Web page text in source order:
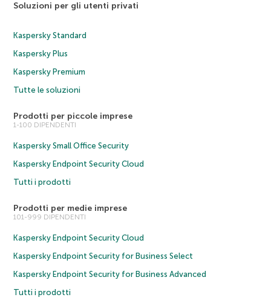
Soluzioni per gli utenti privati
Kaspersky Standard
Kaspersky Plus
Kaspersky Premium
Tutte le soluzioni
Prodotti per piccole imprese
1-100 DIPENDENTI
Kaspersky Small Office Security
Kaspersky Endpoint Security Cloud
Tutti i prodotti
Prodotti per medie imprese
101-999 DIPENDENTI
Kaspersky Endpoint Security Cloud
Kaspersky Endpoint Security for Business Select
Kaspersky Endpoint Security for Business Advanced
Tutti i prodotti